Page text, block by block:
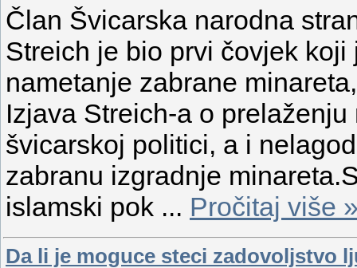
Član Švicarska narodna
Streich je bio prvi čovjek
nametanje zabrane
Izjava Streich-a o
švicarskoj politici, a i
zabranu izgradnje
islamski pok ... Pročitaj više
Da li je moguce steci zadovoljstvo